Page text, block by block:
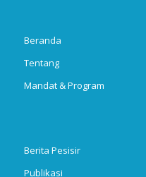
Beranda
Tentang
Mandat & Program
Berita Pesisir
Publikasi